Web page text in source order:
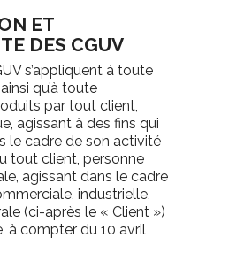
ET
DES CGUV
s’appliquent à toute
qu’à toute
par tout client,
agissant à des fins qui
le cadre de son activité
tout client, personne
agissant dans le cadre
industrielle,
(ci-après le « Client »)
à compter du 10 avril